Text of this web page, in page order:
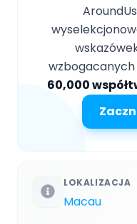
60,000
LOKALIZACJA
Macau